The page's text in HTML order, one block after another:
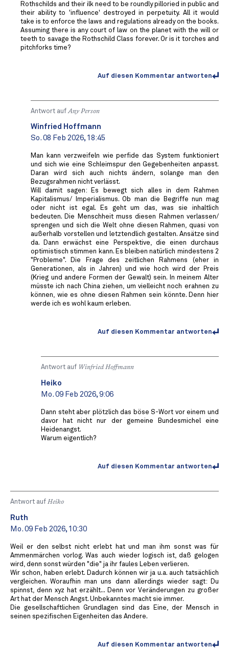
Rothschilds and their ilk need to be roundly pilloried in public and
their ability to 'influence' destroyed in perpetuity. All it would
take is to enforce the laws and regulations already on the books.
Assuming there is any court of law on the planet with the will or
teeth to savage the Rothschild Class forever. Or is it torches and
pitchforks time?
Auf diesen Kommentar antworten
Antwort auf Any Person
Winfried Hoffmann
So. 08 Feb 2026, 18:45
Man kann verzweifeln wie perfide das System funktioniert
und sich wie eine Schleimspur den Gegebenheiten anpasst.
Daran wird sich auch nichts ändern, solange man den
Bezugsrahmen nicht verlässt.
Will damit sagen: Es bewegt sich alles in dem Rahmen
Kapitalismus/ Imperialismus. Ob man die Begriffe nun mag
oder nicht ist egal. Es geht um das, was sie inhaltlich
bedeuten. Die Menschheit muss diesen Rahmen verlassen/
sprengen und sich die Welt ohne diesen Rahmen, quasi von
außerhalb vorstellen und letztendlich gestalten. Ansätze sind
da. Dann erwächst eine Perspektive, die einen durchaus
optimistisch stimmen kann. Es bleiben natürlich mindestens 2
"Probleme". Die Frage des zeitlichen Rahmens (eher in
Generationen, als in Jahren) und wie hoch wird der Preis
(Krieg und andere Formen der Gewalt) sein. In meinem Alter
müsste ich nach China ziehen, um vielleicht noch erahnen zu
können, wie es ohne diesen Rahmen sein könnte. Denn hier
werde ich es wohl kaum erleben.
Auf diesen Kommentar antworten
Antwort auf Winfried Hoffmann
Heiko
Mo. 09 Feb 2026, 9:06
Dann steht aber plötzlich das böse S-Wort vor einem und
davor hat nicht nur der gemeine Bundesmichel eine
Heidenangst.
Warum eigentlich?
Auf diesen Kommentar antworten
Antwort auf Heiko
Ruth
Mo. 09 Feb 2026, 10:30
Weil er den selbst nicht erlebt hat und man ihm sonst was für
Ammenmärchen vorlog. Was auch wieder logisch ist, daß gelogen
wird, denn sonst würden "die" ja ihr faules Leben verlieren.
Wir schon, haben erlebt. Dadurch können wir ja u.a. auch tatsächlich
vergleichen. Woraufhin man uns dann allerdings wieder sagt: Du
spinnst, denn xyz hat erzählt... Denn vor Veränderungen zu großer
Art hat der Mensch Angst. Unbekanntes macht sie immer.
Die gesellschaftlichen Grundlagen sind das Eine, der Mensch in
seinen spezifischen Eigenheiten das Andere.
Auf diesen Kommentar antworten